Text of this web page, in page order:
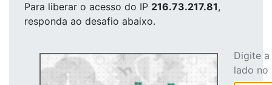
Para liberar o acesso do IP 216.73.217.81,
responda ao desafio abaixo.
Digite
lado no